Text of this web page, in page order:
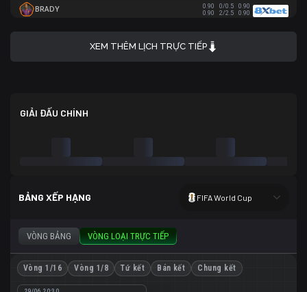
BRADY 0.90 0/0.5
0.90
0.90
2/2.5 0.90
XEM THÊM LỊCH TRỰC TIẾP
GIẢI ĐẤU CHÍNH
BẢNG XẾP HẠNG FIFA World Cup
VÒNG BẢNG VÒNG LOẠI TRỰC TIẾP
Vòng 1/16 Vòng 1/8 Tứ kết Bán kết Chung kết